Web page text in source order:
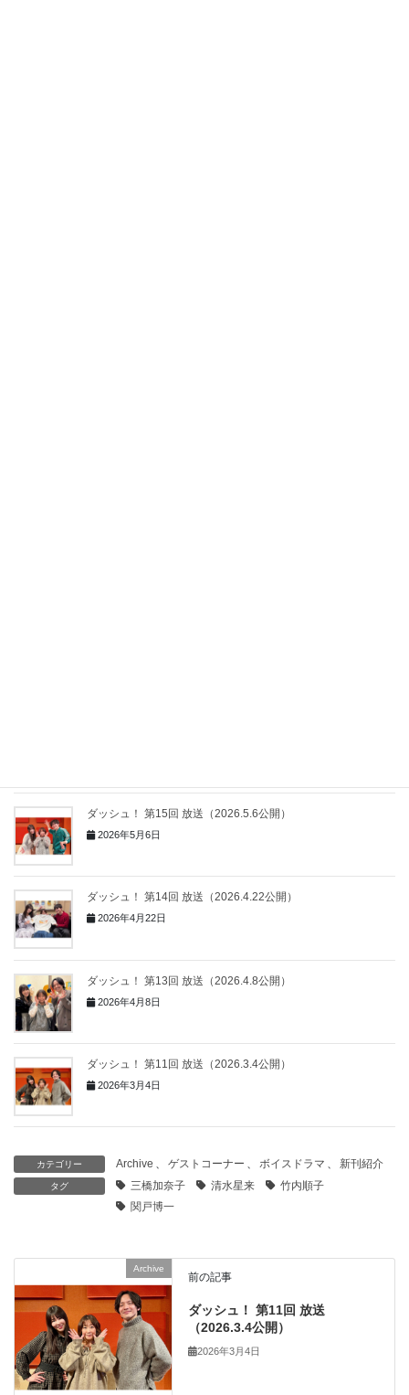
ダッシュ！ 第15回 放送（2026.5.6公開）
2026年5月6日
ダッシュ！ 第14回 放送（2026.4.22公開）
2026年4月22日
ダッシュ！ 第13回 放送（2026.4.8公開）
2026年4月8日
ダッシュ！ 第11回 放送（2026.3.4公開）
2026年3月4日
カテゴリー Archive 、 ゲストコーナー 、 ボイスドラマ 、 新刊紹介
タグ 三橋加奈子 清水星来
竹内順子
関戸博一
Archive
前の記事
ダッシュ！ 第11回 放送
（2026.3.4公開）
2026年3月4日